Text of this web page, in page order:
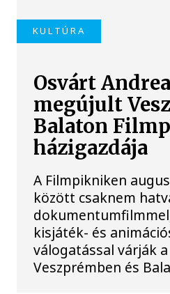
KULTÚRA
Osvárt
megújult
Balaton
házigazdája
A Filmpikniken
között csaknem
kisjáték- és
válogatással várják
Veszprémben és